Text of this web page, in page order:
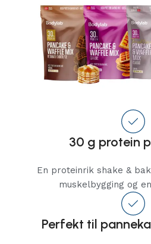
30 g protein
En proteinrik shake &
muskelbygging og
Perfekt til